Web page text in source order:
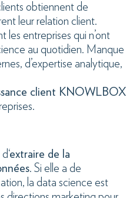
obtiennent de
leur relation client.
les entreprises qui n’ont
au quotidien. Manque
d’expertise analytique,
client KNOWLBOX
‘extraire de la
. Si elle a de
la data science est